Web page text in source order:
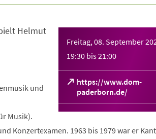
Freitag, 08. September
19:30 bis21:00
https://www.dom-
paderborn.de/
(Öffnet
in
einem
Tab)
Helmut
und
Musik).
Konzertexamen. 1963 bis 1979 war er